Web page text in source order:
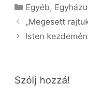
Kategória
Egyéb,
„Megesett
Isten
Szólj hozzá!